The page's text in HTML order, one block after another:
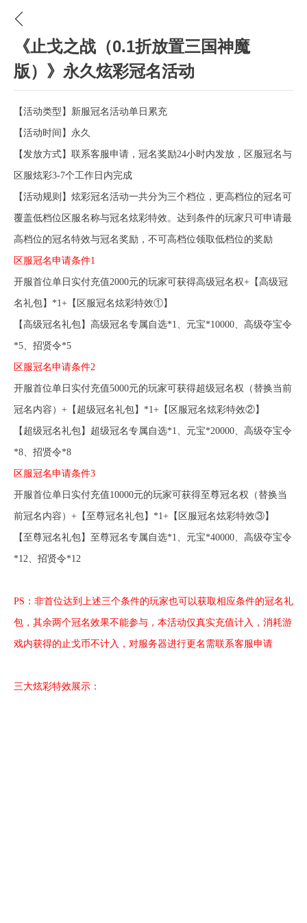
《止戈之战（0.1折放置三国神魔
版）》永久炫彩冠名活动
【活动类型】新服冠名活动单日累充
【活动时间】永久
【发放方式】联系客服申请，冠名奖励24小时内发放，区服冠名与
区服炫彩3-7个工作日内完成
【活动规则】炫彩冠名活动一共分为三个档位，更高档位的冠名可
覆盖低档位区服名称与冠名炫彩特效。达到条件的玩家只可申请最
高档位的冠名特效与冠名奖励，不可高档位领取低档位的奖励
区服冠名申请条件1
开服首位单日实付充值2000元的玩家可获得高级冠名权+【 高级冠
名礼包】 *1+【区服冠名炫彩特效①】
【 高级冠名礼包】高级冠名专属自选*1、元宝*10000、高级夺宝令
*5、招贤令*5
区服冠名申请条件2
开服首位单日实付充值5000元的玩家可获得超级冠名权 （替换当前
冠名内容） +【 超级冠名礼包】 *1+【区服冠名炫彩特效②】
【 超级冠名礼包】超级冠名专属自选*1、元宝*20000、高级夺宝令
*8、招贤令*8
区服冠名申请条件3
开服首位单日实付充值10000元的玩家可获得至尊冠名权 （替换当
前冠名内容） +【 至尊冠名礼包】 *1+【区服冠名炫彩特效③】
【 至尊冠名礼包】 至尊冠名专属 自选*1、 元宝*40000、高级夺宝令
*12、招贤令*12
PS：非首位达到上述三个条件的玩家也可以获取相应条件的冠名礼
包，其余两个冠名效果不能参与，本活动仅真实充值计入，消耗游
戏内获得的止戈币不计入 ， 对服务器进行更名需联系客服申请
三大炫彩特效展示：